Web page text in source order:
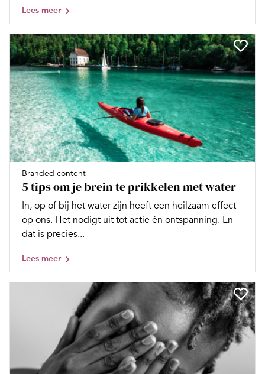
Lees meer
Branded content
5 tips om je brein te prikkelen met water
In, op of bij het water zijn heeft een heilzaam effect
op ons. Het nodigt uit tot actie én ontspanning. En
dat is precies...
Lees meer